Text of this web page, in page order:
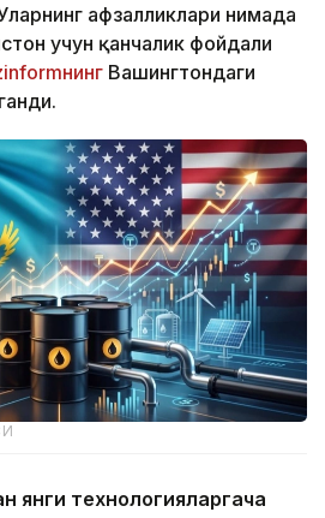
афзалликлари нимада
учун қанчалик фойдали
Вашингтондаги
янги технологияларгача